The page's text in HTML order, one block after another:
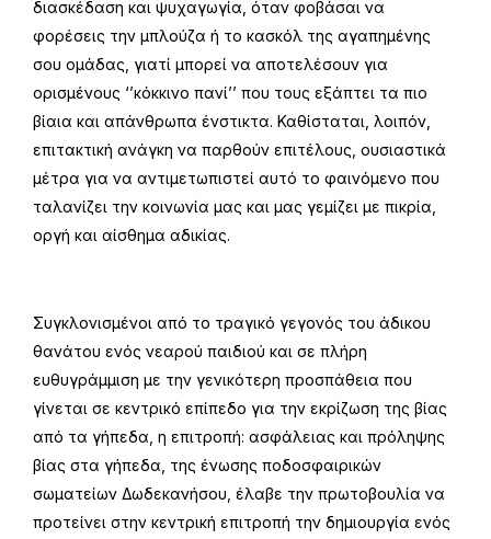
διασκέδαση και ψυχαγωγία, όταν φοβάσαι να
φορέσεις την μπλούζα ή το κασκόλ της αγαπημένης
σου ομάδας, γιατί μπορεί να αποτελέσουν για
ορισμένους ‘’κόκκινο πανί’’ που τους εξάπτει τα πιο
βίαια και απάνθρωπα ένστικτα. Καθίσταται, λοιπόν,
επιτακτική ανάγκη να παρθούν επιτέλους, ουσιαστικά
μέτρα για να αντιμετωπιστεί αυτό το φαινόμενο που
ταλανίζει την κοινωνία μας και μας γεμίζει με πικρία,
οργή και αίσθημα αδικίας.
Συγκλονισμένοι από το τραγικό γεγονός του άδικου
θανάτου ενός νεαρού παιδιού και σε πλήρη
ευθυγράμμιση με την γενικότερη προσπάθεια που
γίνεται σε κεντρικό επίπεδο για την εκρίζωση της βίας
από τα γήπεδα, η επιτροπή: ασφάλειας και πρόληψης
βίας στα γήπεδα, της ένωσης ποδοσφαιρικών
σωματείων Δωδεκανήσου, έλαβε την πρωτοβουλία να
προτείνει στην κεντρική επιτροπή την δημιουργία ενός